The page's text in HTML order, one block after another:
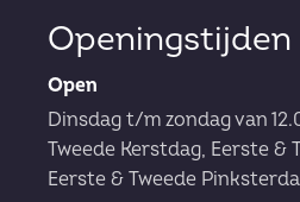
Openingstijden
Open
Dinsdag t/m zondag van
Tweede Kerstdag, Eerste &
Eerste & Tweede